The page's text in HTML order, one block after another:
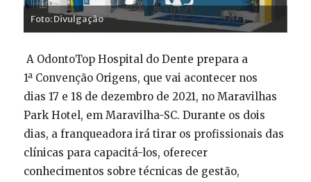
Foto: Divulgação
A OdontoTop Hospital do Dente prepara a
1ª Convenção Origens, que vai acontecer nos
dias 17 e 18 de dezembro de 2021, no Maravilhas
Park Hotel, em Maravilha-SC. Durante os dois
dias, a franqueadora irá tirar os profissionais das
clínicas para capacitá-los, oferecer
conhecimentos sobre técnicas de gestão,